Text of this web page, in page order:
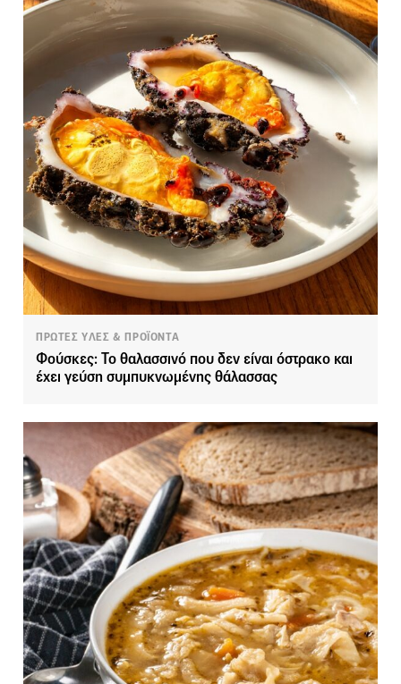
ΠΡΩΤΕΣ ΥΛΕΣ & ΠΡΟΪΟΝΤΑ
Φούσκες: Το θαλασσινό που δεν είναι όστρακο και
έχει γεύση συμπυκνωμένης θάλασσας